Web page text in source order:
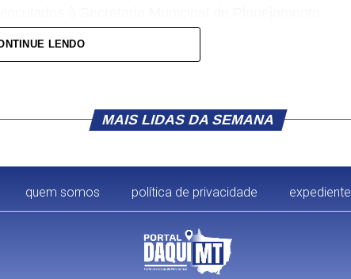
à área de engenharia e outros materiais que
do Estado de Mato Grosso (MPMT) e
Polícia Penal e pelo Sistema Socioeducativo.
LENDO
MAIS LIDAS DA SEMANA
quem somos política de privacidade expediente